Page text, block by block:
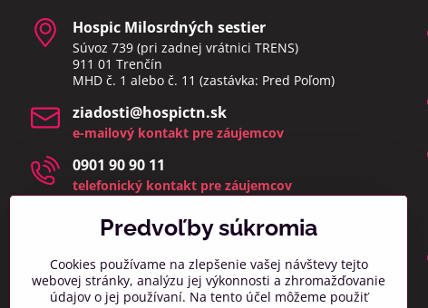
Hospic Milosrdných sestier
Súvoz 739 (pri zadnej vrátnici TRENS)
911 01 Trenčín
MHD č. 1 alebo č. 11 (zastávka: Pred Poľom)
ziadosti​@hospictn​.sk
e-mailový kontakt pre záujemcov
0901 90 90 11
telefonický kontakt pre záujemcov
telefonáty a osobné návštevy prijímame v čase 8:00 –
14:00
(zmeškané hovory a osobné návštevy mimo týchto
info​@hospictn​.sk
všeobecný kontaktný mail
Predvoľby súkromia
Cookies používame na zlepšenie vašej návštevy tejto
webovej stránky, analýzu jej výkonnosti a zhromažďovanie
údajov o jej používaní. Na tento účel môžeme použiť